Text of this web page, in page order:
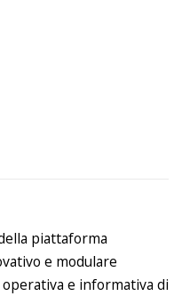
piattaforma
e modulare
e informativa di